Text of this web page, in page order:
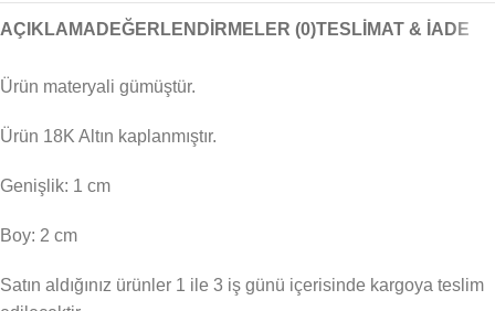
AÇIKLAMA DEĞERLENDIRMELER (0)TESLIMAT & İADE
Ürün materyali gümüştür.
Ürün 18K Altın kaplanmıştır.
Genişlik: 1 cm
Boy: 2 cm
Satın aldığınız ürünler 1 ile 3 iş günü içerisinde kargoya teslim